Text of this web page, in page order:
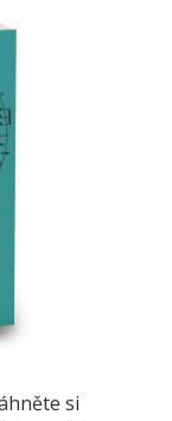
si